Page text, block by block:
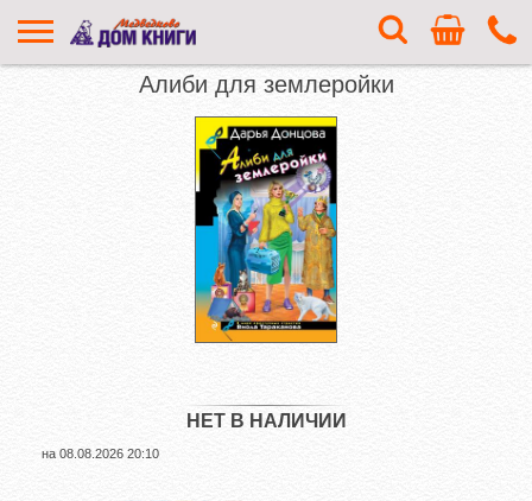
Алиби для землеройки
НЕТ В НАЛИЧИИ
на 08.08.2026 20:10